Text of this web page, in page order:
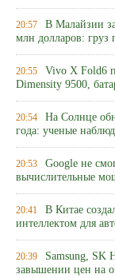
20:57 В Малайзии
млн долларов: груз
20:55 Vivo X Fold6
Dimensity 9500,
20:54 На Солнце
года: ученые
20:53 Google не
вычислительные
20:41 В Китае
интеллектом для
20:39 Samsung, SK
завышении цен на